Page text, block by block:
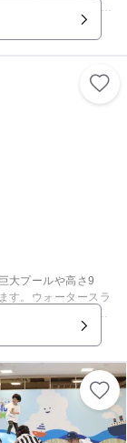
なダンススタジオ
にはジャグジーや
できます。車椅子
犬受け入れといった
大プールや高さ9
す。ウォータースラ
べり台がおすすめで
ルデビューも安
クションやイベン